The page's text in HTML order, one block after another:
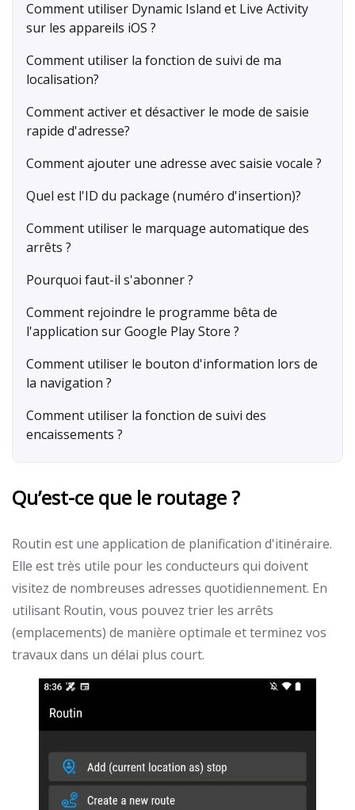
Comment utiliser Dynamic Island et Live Activity
sur les appareils iOS ?
Comment utiliser la fonction de suivi de ma
localisation?
Comment activer et désactiver le mode de saisie
rapide d'adresse?
Comment ajouter une adresse avec saisie vocale ?
Quel est l'ID du package (numéro d'insertion)?
Comment utiliser le marquage automatique des
arrêts ?
Pourquoi faut-il s'abonner ?
Comment rejoindre le programme bêta de
l'application sur Google Play Store ?
Comment utiliser le bouton d'information lors de
la navigation ?
Comment utiliser la fonction de suivi des
encaissements ?
Qu’est-ce que le routage ?
Routin est une application de planification d'itinéraire.
Elle est très utile pour les conducteurs qui doivent
visitez de nombreuses adresses quotidiennement. En
utilisant Routin, vous pouvez trier les arrêts
(emplacements) de manière optimale et terminez vos
travaux dans un délai plus court.